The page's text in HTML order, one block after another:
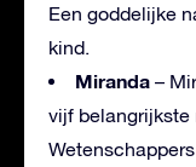
Een goddelijke
kind.
Miranda –
vijf belangrijkste